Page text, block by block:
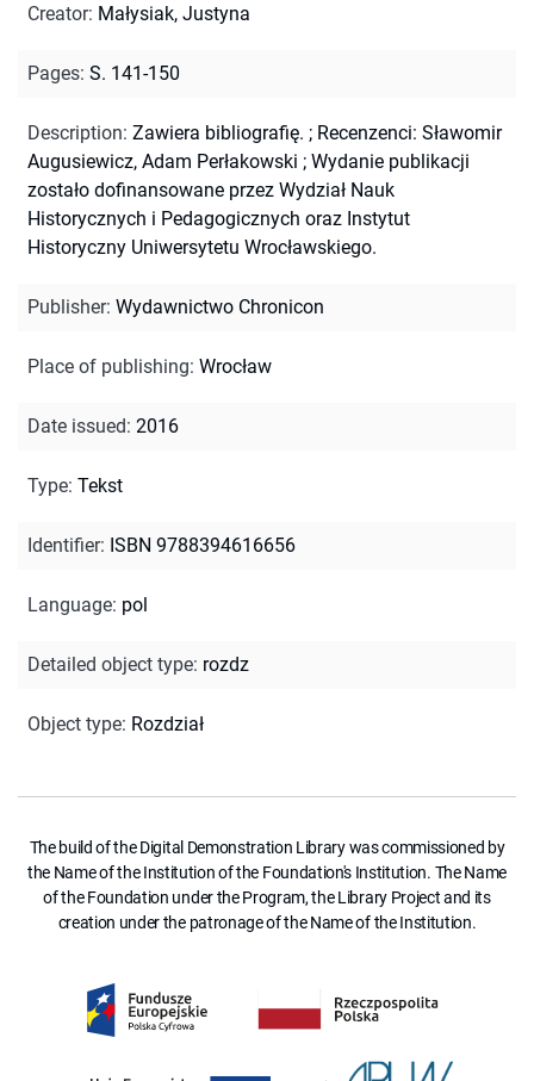
Creator: Małysiak, Justyna
Pages: S. 141-150
Description: Zawiera bibliografię. ; Recenzenci: Sławomir
Augusiewicz, Adam Perłakowski ; Wydanie publikacji
zostało dofinansowane przez Wydział Nauk
Historycznych i Pedagogicznych oraz Instytut
Historyczny Uniwersytetu Wrocławskiego.
Publisher: Wydawnictwo Chronicon
Place of publishing: Wrocław
Date issued: 2016
Type: Tekst
Identifier: ISBN 9788394616656
Language: pol
Detailed object type: rozdz
Object type: Rozdział
The build of the Digital Demonstration Library was commissioned by
the Name of the Institution of the Foundation's Institution. The Name
of the Foundation under the Program, the Library Project and its
creation under the patronage of the Name of the Institution.